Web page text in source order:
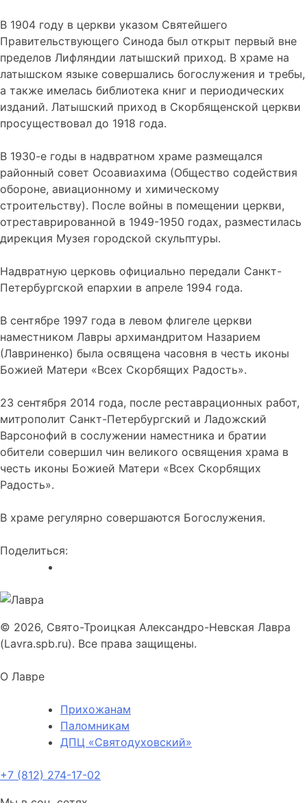
В 1904 году в церкви указом Святейшего
Правительствующего Синода был открыт первый вне
пределов Лифляндии латышский приход. В храме на
латышском языке совершались богослужения и требы,
а также имелась библиотека книг и периодических
изданий. Латышский приход в Скорбященской церкви
просуществовал до 1918 года.
В 1930-е годы в надвратном храме размещался
районный совет Осоавиахима (Общество содействия
обороне, авиационному и химическому
строительству). После войны в помещении церкви,
отреставрированной в 1949-1950 годах, разместилась
дирекция Музея городской скульптуры.
Надвратную церковь официально передали Санкт-
Петербургской епархии в апреле 1994 года.
В сентябре 1997 года в левом флигеле церкви
наместником Лавры архимандритом Назарием
(Лавриненко) была освящена часовня в честь иконы
Божией Матери «Всех Скорбящих Радость».
23 сентября 2014 года, после реставрационных работ,
митрополит Санкт-Петербургский и Ладожский
Варсонофий в сослужении наместника и братии
обители совершил чин великого освящения храма в
честь иконы Божией Матери «Всех Скорбящих
Радость».
В храме регулярно совершаются Богослужения.
Поделиться:
© 2026, Свято-Троицкая Александро-Невская Лавра
(Lavra.spb.ru). Все права защищены.
О Лавре
Прихожанам
Паломникам
ДПЦ «Святодуховский»
+7 (812) 274-17-02